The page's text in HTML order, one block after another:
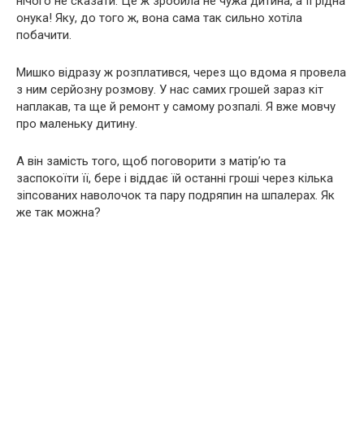
онука! Яку, до того ж, вона сама так сильно хотіла
побачити.
Мишко відразу ж розплатився, через що вдома я провела
з ним серйозну розмову. У нас самих грошей зараз кіт
наплакав, та ще й ремонт у самому розпалі. Я вже мовчу
про маленьку дитину.
А він замість того, щоб поговорити з матір’ю та
заспокоїти її, бере і віддає їй останні гроші через кілька
зіпсованих наволочок та пару подряпин на шпалерах. Як
же так можна?